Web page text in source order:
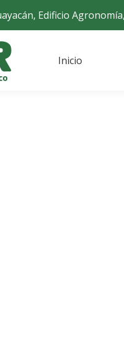
Edificio
Inicio